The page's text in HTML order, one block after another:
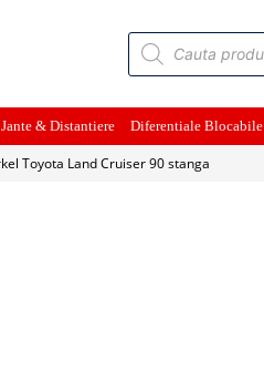
Products
search
Jante & Distantiere Diferentiale Blocabile
Toyota Land Cruiser 90 stanga